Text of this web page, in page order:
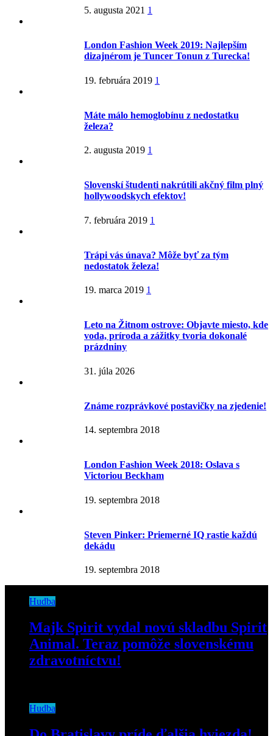
5. augusta 2021 1
London Fashion Week 2019: Najlepším
dizajnérom je Tuncer Tonun z Turecka!
19. februára 2019 1
Máte málo hemoglobínu z nedostatku
železa?
2. augusta 2019 1
Slovenskí študenti nakrútili akčný film plný
hollywoodskych efektov!
7. februára 2019 1
Trápi vás únava? Môže byť za tým
nedostatok železa!
19. marca 2019 1
Leto na Žitnom ostrove: Objavte miesto, kde
voda, príroda a zážitky tvoria dokonalé
prázdniny
31. júla 2026
Známe rozprávkové postavičky na zjedenie!
14. septembra 2018
London Fashion Week 2018: Oslava s
Victoriou Beckham
19. septembra 2018
Steven Pinker: Priemerné IQ rastie každú
dekádu
19. septembra 2018
Hudba
Majk Spirit vydal novú skladbu Spirit
Animal. Teraz pomôže slovenskému
zdravotníctvu!
Hudba